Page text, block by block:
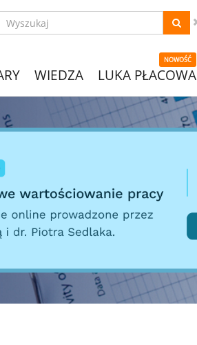
WIEDZA
NOWOŚĆ
LUKA PŁACOWA